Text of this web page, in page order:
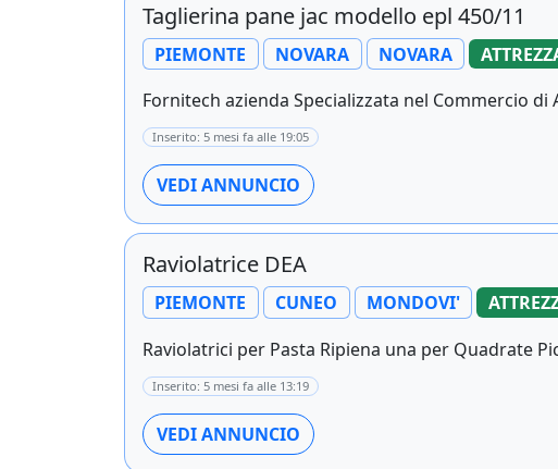
Taglierina pane jac modello epl 450/11
PIEMONTE NOVARA NOVARA
Fornitech azienda Specializzata nel Commercio
Inserito: 5 mesi fa alle 19:05
VEDI ANNUNCIO
Raviolatrice DEA
PIEMONTE CUNEO MONDOVI'
Raviolatrici per Pasta Ripiena una per Quadrate
Inserito: 5 mesi fa alle 13:19
VEDI ANNUNCIO